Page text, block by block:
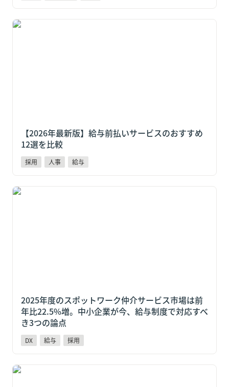
【2026年最新版】給与前払いサービスのおすすめ12選
【2026年最新版】給与前払いサービスのおすすめ
12選を比較
採用 人事 給与
2025年度のスポットワーク仲介サービス市場は前年比
2025年度のスポットワーク仲介サービス市場は前
年比22.5%増。中小企業が今、給与制度で対応すべ
き3つの論点
DX 給与 採用
吉野家も導入しているPayPay給与受取とは？変わる人